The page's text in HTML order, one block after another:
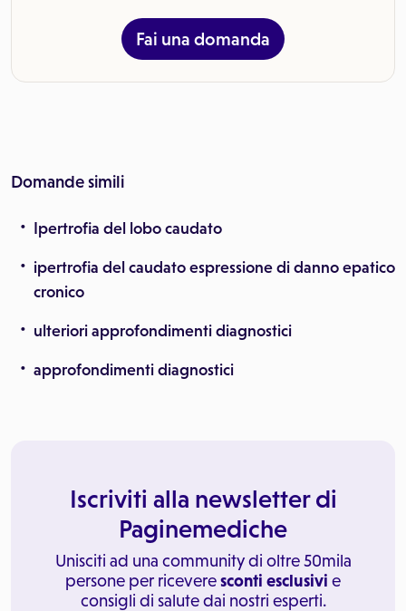
Fai una domanda
Domande simili
Ipertrofia del lobo caudato
ipertrofia del caudato espressione di danno epatico
cronico
ulteriori approfondimenti diagnostici
approfondimenti diagnostici
Iscriviti alla newsletter di
Paginemediche
Unisciti ad una community di oltre 50mila
persone per riceveresconti esclusivi e
consigli di salute dai nostri esperti.